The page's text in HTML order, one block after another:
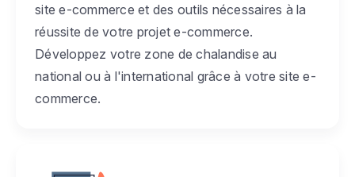
site e-commerce et des outils nécessaires à la
réussite de votre projet e-commerce.
Développez votre zone de chalandise au
national ou à l'international grâce à votre site e-
commerce.